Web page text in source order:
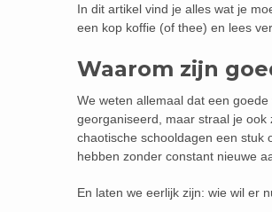
In dit artikel vind je alles wat je
een kop koffie (of thee) en lees
Waarom zijn
We weten allemaal dat een
georganiseerd, maar straal je
chaotische schooldagen een stuk
hebben zonder constant nieuwe
En laten we eerlijk zijn: wie wil er